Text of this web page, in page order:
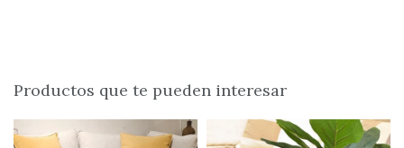
Productos que te pueden interesar